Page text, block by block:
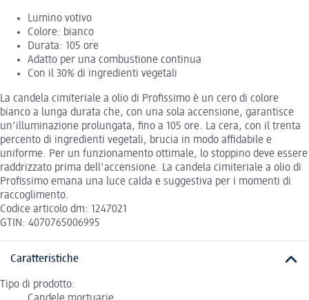
Lumino votivo
Colore: bianco
Durata: 105 ore
Adatto per una combustione continua
Con il 30% di ingredienti vegetali
La candela cimiteriale a olio di Profissimo è un cero di colore
bianco a lunga durata che, con una sola accensione, garantisce
un'illuminazione prolungata, fino a 105 ore. La cera, con il trenta
percento di ingredienti vegetali, brucia in modo affidabile e
uniforme. Per un funzionamento ottimale, lo stoppino deve essere
raddrizzato prima dell'accensione. La candela cimiteriale a olio di
Profissimo emana una luce calda e suggestiva per i momenti di
raccoglimento.
Codice articolo dm: 1247021
GTIN: 4070765006995
Caratteristiche
Tipo di prodotto: